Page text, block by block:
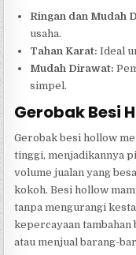
Ringan dan Mudah
usaha.
Tahan Karat: Ideal
Mudah Dirawat:
simpel.
Gerobak Besi
Gerobak besi hollow
tinggi, menjadikannya
volume jualan yang
kokoh. Besi hollow
tanpa mengurangi
kepercayaan
atau menjual barang-